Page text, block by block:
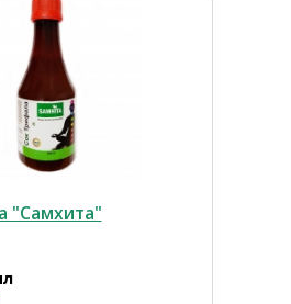
"Самхита"